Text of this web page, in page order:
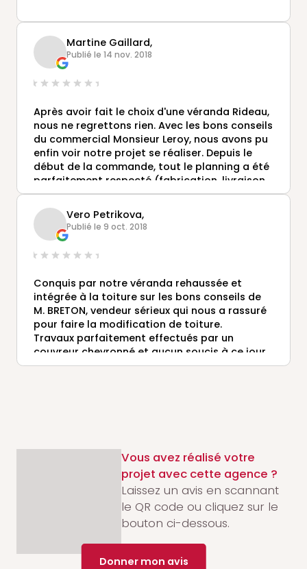
Martine Gaillard,
Publié le 14 nov. 2018
Après avoir fait le choix d'une véranda Rideau,
nous ne regrettons rien. Avec les bons conseils
du commercial Monsieur Leroy, nous avons pu
enfin voir notre projet se réaliser. Depuis le
début de la commande, tout le planning a été
parfaitement respecté (fabrication, livraison,
pose ..). Tous les intervenants ( commercial,
fabrication, poseurs..) ont travaillé dans le
respect du sérieux, de la qualité, de la rigueur,
et d'une connaissance parfaite de leur métier.
Nous ne manquerons pas de faire des éloges
de l'entreprise Véranda Rideau, et de faire une
bonne publicité.
Merci à vous tous de chez Véranda Rideau
Vero Petrikova,
Publié le 9 oct. 2018
Conquis par notre véranda rehaussée et
intégrée à la toiture sur les bons conseils de
M. BRETON, vendeur sérieux qui nous a rassuré
pour faire la modification de toiture.
Travaux parfaitement effectués par un
couvreur chevronné et aucun soucis à ce jour.
Vous avez réalisé votre
projet avec cette agence ?
Laissez un avis en scannant
le QR code ou cliquez sur le
bouton ci-dessous.
Donner mon avis